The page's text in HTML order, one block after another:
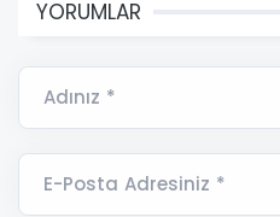
YORUMLAR
Adınız *
E-Posta Adresiniz *